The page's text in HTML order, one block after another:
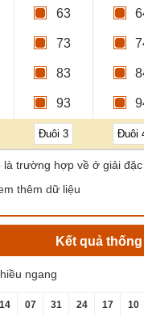
63
73
83
93
Đuôi 3 Đuôi
trường hợp về ở giải đặc
thêm dữ liệu
Kết quả
ngang
14
07
31
24
17
10